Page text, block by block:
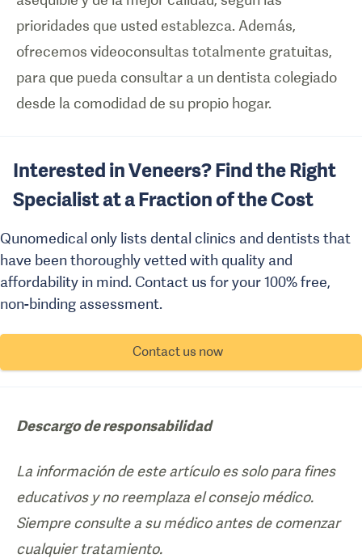
prioridades que usted establezca. Además,
ofrecemos videoconsultas totalmente gratuitas,
para que pueda consultar a un dentista colegiado
desde la comodidad de su propio hogar.
Interested in Veneers? Find the Right
Specialist at a Fraction of the Cost
Qunomedical only lists dental clinics and dentists that
have been thoroughly vetted with quality and
affordability in mind. Contact us for your 100% free,
non-binding assessment.
Contact us now
Descargo de responsabilidad
La información de este artículo es solo para fines
educativos y no reemplaza el consejo médico.
Siempre consulte a su médico antes de comenzar
cualquier tratamiento.